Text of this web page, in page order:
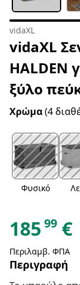
vidaXL
vidaXL
HALDEN
ξύλο
Χρώμα(4
Φυσικό
185 99 €
Περιλαμβ. ΦΠΑ
Περιγραφή